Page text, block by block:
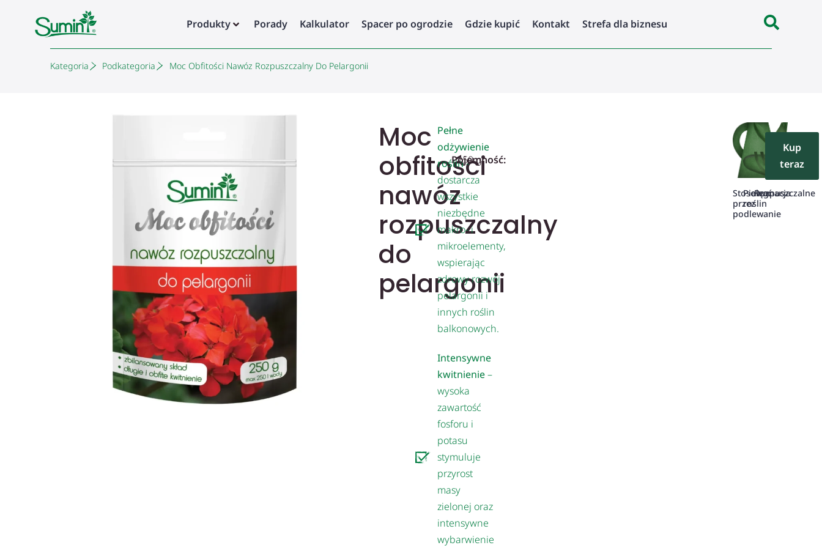
Produkty Porady Kalkulator Spacer po ogrodzie Gdzie kupić Kontakt Strefa dla biznesu
Kategoria Podkategoria Moc Obfitości Nawóz Rozpuszczalny Do Pelargonii
Moc
obfitości
nawóz
rozpuszczalny
do
pelargonii
Pełne
odżywienie
roślin-
dostarcza
wszystkie
niezbędne
makro- i
mikroelementy,
wspierając
zdrowy rozwój
pelargonii i
innych roślin
balkonowych.
Intensywne
kwitnienie–
wysoka
zawartość
fosforu i
potasu
stymuluje
przyrost
masy
zielonej oraz
intensywne
wybarwienie
Pojemność:
250 g
Stosować
przez
podlewanie
Pielęgnacja
roślin
Rozpuszczalne
Kup
teraz